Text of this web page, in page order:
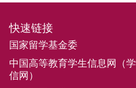
快速链接
国家留学基金委
中国高等教育学生信息网（学
信网）